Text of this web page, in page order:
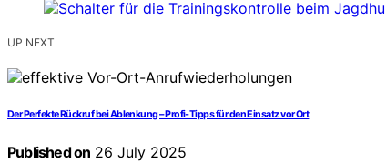
UP NEXT
Der Perfekte Rückruf bei Ablenkung – Profi-Tipps für den Einsatz vor Ort
Published on 26 July 2025